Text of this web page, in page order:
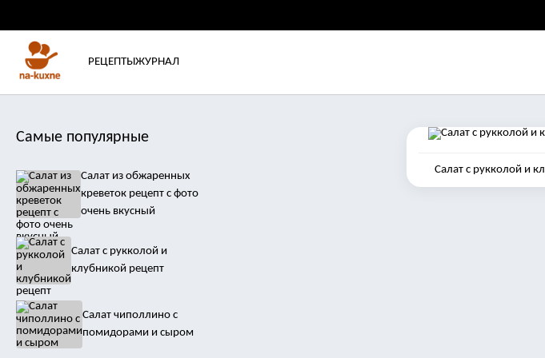
РЕЦЕПТЫЖУРНАЛ
Самые популярные
Салат из обжаренных
креветок рецепт с фото
очень вкусный
Салат с рукколой и
клубникой рецепт
Салат чиполлино с
помидорами и сыром
Салат с рукколой и